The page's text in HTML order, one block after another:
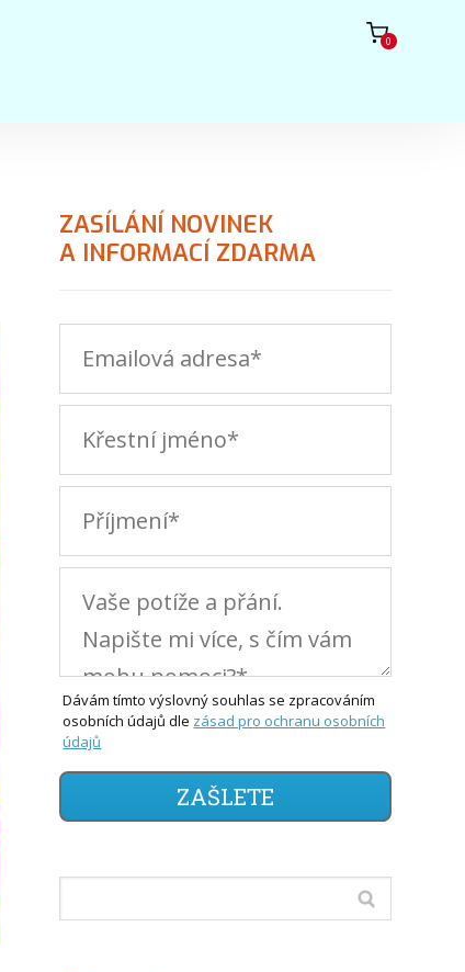
0
ZASÍLÁNÍ NOVINEK
A INFORMACÍ ZDARMA
Dávám tímto výslovný souhlas se zpracováním
osobních údajů dle zásad pro ochranu osobních
údajů
ZAŠLETE